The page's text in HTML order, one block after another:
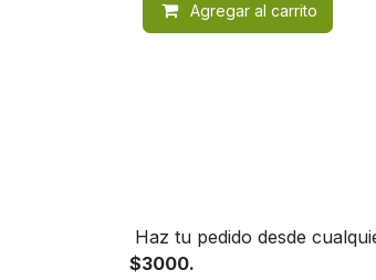
Agregar al carrito
Haz tu pedido desde
$3000.